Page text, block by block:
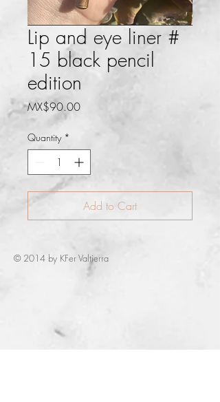
Lip and eye liner #
15 black pencil
edition
MX$90.00Price
Quantity *
Add to Cart
© 2014 by KFer Valtierra